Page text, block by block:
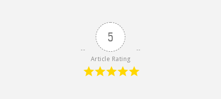
5
Article Rating